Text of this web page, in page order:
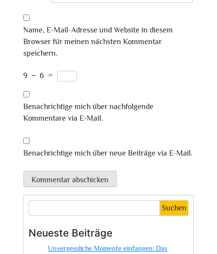
Name, E-Mail-Adresse und Website in diesem
Browser für meinen nächsten Kommentar
speichern.
9 − 6 =
Benachrichtige mich über nachfolgende
Kommentare via E-Mail.
Benachrichtige mich über neue Beiträge via E-Mail.
Suchen
Neueste Beiträge
Unvergessliche Momente einfangen: Das